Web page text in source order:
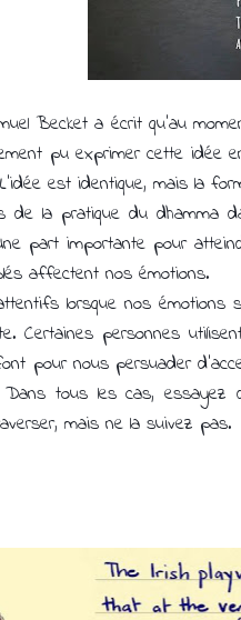
Becket a écrit qu'au
pu exprimer cette
est identique, mais la
la pratique du dhamma
part importante pour
affectent nos émotions.
lorsque nos émotions
Certaines personnes
pour nous persuader
Dans tous les cas,
mais ne la suivez pas.